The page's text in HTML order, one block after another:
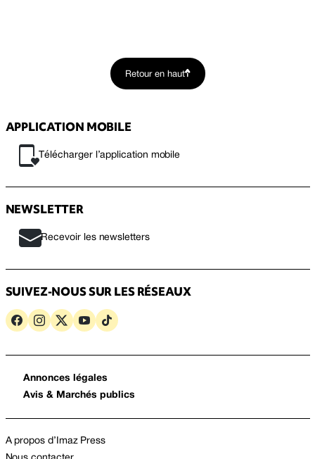
Retour en haut
APPLICATION MOBILE
Télécharger l’application mobile
NEWSLETTER
Recevoir les newsletters
SUIVEZ-NOUS SUR LES RÉSEAUX
Annonces légales
Avis & Marchés publics
A propos d’Imaz Press